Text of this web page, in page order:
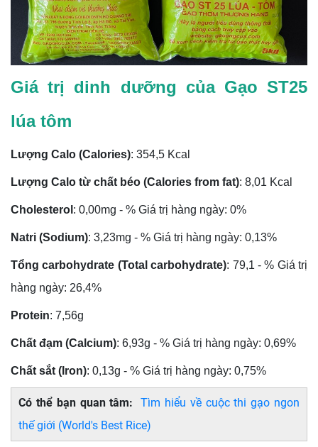
Giá trị dinh dưỡng của Gạo ST25
lúa tôm
Lượng Calo (Calories): 354,5 Kcal
Lượng Calo từ chất béo (Calories from fat): 8,01 Kcal
Cholesterol : 0,00mg - % Giá trị hàng ngày: 0%
Natri (Sodium): 3,23mg - % Giá trị hàng ngày: 0,13%
Tổng carbohydrate (Total carbohydrate): 79,1 - % Giá trị
hàng ngày: 26,4%
Protein: 7,56g
Chất đạm (Calcium): 6,93g - % Giá trị hàng ngày: 0,69%
Chất sắt (Iron): 0,13g - % Giá trị hàng ngày: 0,75%
Có thể bạn quan tâm:
Tìm hiểu về cuộc thi gạo ngon
thế giới (World's Best Rice)